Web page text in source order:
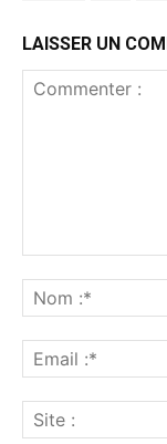
LAISSER UN